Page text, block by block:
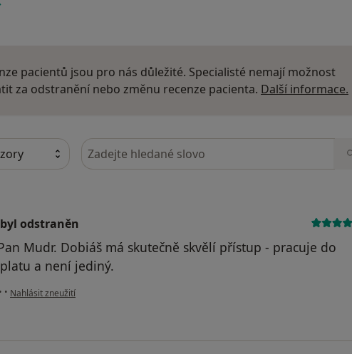
pacientů jsou pro nás důležité. Specialisté nemají možnost
za odstranění nebo změnu recenze pacienta. Další informace.
Hledejte v názorech
odstraněn
Mudr. Dobiáš má skutečně skvělí přístup - pracuje do
a není jediný.
• • podle názoru uživatele Váš účet byl odstraněn
Nahlásit zneužití